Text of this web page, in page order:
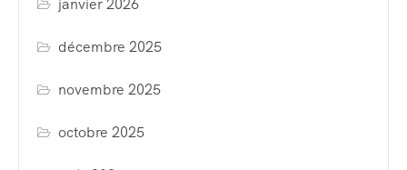
janvier 2026
décembre 2025
novembre 2025
octobre 2025